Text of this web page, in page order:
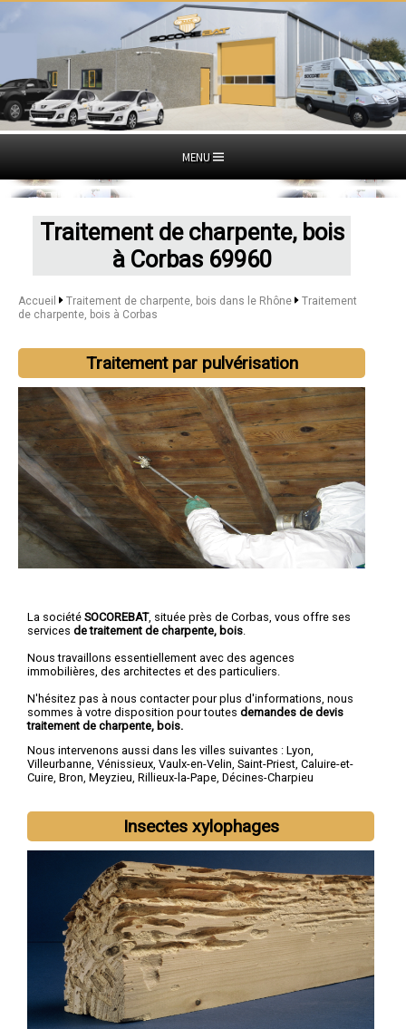
MENU
Traitement de charpente, bois
à Corbas 69960
Accueil Traitement de charpente, bois dans le Rhône
Traitement
de charpente, bois à Corbas
Traitement par pulvérisation
La société SOCOREBAT, située près de Corbas, vous offre ses
services de traitement de charpente, bois
Nous travaillons essentiellement avec des agences
immobilières, des architectes et des particuliers.
N'hésitez pas à nous contacter pour plus d'informations, nous
sommes à votre disposition pour toutes demandes de devis
traitement de charpente, bois.
Nous intervenons aussi dans les villes suivantes : Lyon,
Villeurbanne, Vénissieux, Vaulx-en-Velin, Saint-Priest, Caluire-et-
Cuire, Bron, Meyzieu, Rillieux-la-Pape, Décines-Charpieu
Insectes xylophages